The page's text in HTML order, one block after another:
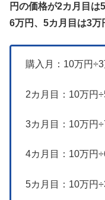
円の価格が2カ月目は
6万円、5カ月目は3万
購入月：10万円
2カ月目：10万円
3カ月目：10万円
4カ月目：10万円
5カ月目：10万円